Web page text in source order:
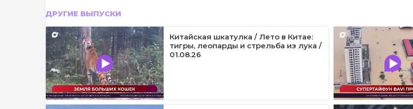
ДРУГИЕ ВЫПУСКИ
Китайская шкатулка / Лето в Китае:
тигры, леопарды и стрельба из лука /
01.08.26